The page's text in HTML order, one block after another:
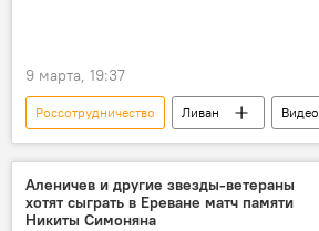
9 марта, 19:37
Россотрудничество Ливан Видео
Аленичев и другие звезды-ветераны
хотят сыграть в Ереване матч памяти
Никиты Симоняна